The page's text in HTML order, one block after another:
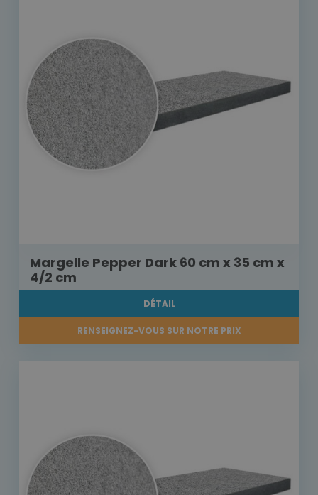
Margelle Pepper Dark 60 cm x 35 cm x
4/2 cm
DÉTAIL
RENSEIGNEZ-VOUS SUR NOTRE PRIX